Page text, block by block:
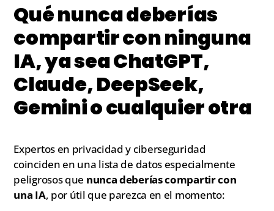
Qué nunca deberías
compartir con ninguna
IA, ya sea ChatGPT,
Claude, DeepSeek,
Gemini o cualquier otra
Expertos en privacidad y ciberseguridad
coinciden en una lista de datos especialmente
peligrosos que nunca deberías compartir con
una IA, por útil que parezca en el momento: